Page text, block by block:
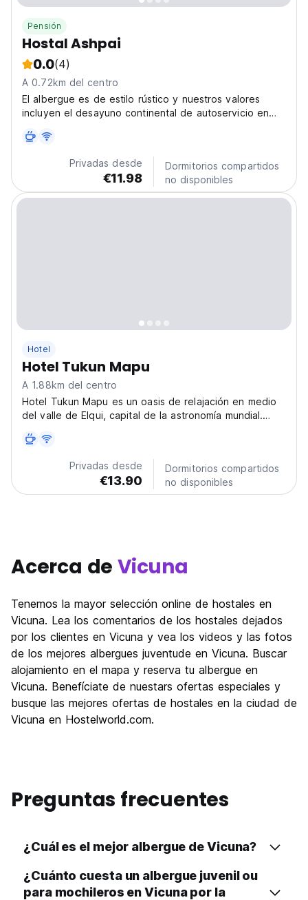
Pensión
Hostal Ashpai
0.0(4)
A 0.72km del centro
El albergue es de estilo rústico y nuestros valores
incluyen el desayuno continental de autoservicio en
Privadas desde
€11.98
Dormitorios compartidos
no disponibles
Hotel
Hotel Tukun Mapu
A 1.88km del centro
Hotel Tukun Mapu es un oasis de relajación en medio
del valle de Elqui, capital de la astronomía mundial.
clientes y nos adaptamos con facilidad a tu estilo para
que te sientas como en casa. Tenemos áreas verdes,...
Privadas desde
€13.90
Dormitorios compartidos
no disponibles
Acerca deVicuna
Tenemos la mayor selección online de hostales en
Vicuna. Lea los comentarios de los hostales dejados
por los clientes en Vicuna y vea los videos y las fotos
de los mejores albergues juventude en Vicuna. Buscar
alojamiento en el mapa y reserva tu albergue en
Vicuna. Benefíciate de nuestars ofertas especiales y
busque las mejores ofertas de hostales en la ciudad de
Vicuna en Hostelworld.com.
Preguntas frecuentes
¿Cuál es el mejor albergue de Vicuna?
¿Cuánto cuesta un albergue juvenil ou
para mochileros en Vicuna por la